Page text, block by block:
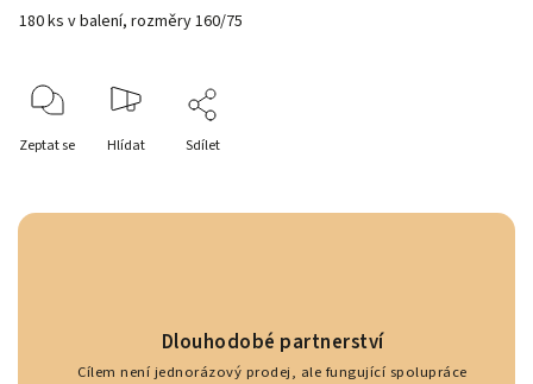
180 ks v balení, rozměry 160/75
Zeptat se Hlídat Sdílet
Dlouhodobé partnerství
Cílem není jednorázový prodej, ale fungující spolupráce